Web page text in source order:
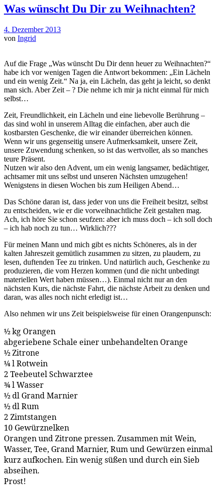
Was wünscht Du Dir zu Weihnachten?
4. Dezember 2013
von Ingrid
Auf die Frage „Was wünscht Du Dir denn heuer zu Weihnachten?“
habe ich vor wenigen Tagen die Antwort bekommen: „Ein Lächeln
und ein wenig Zeit.“ Na ja, ein Lächeln, das geht ja leicht, so denkt
man sich. Aber Zeit – ? Die nehme ich mir ja nicht einmal für mich
selbst…
Zeit, Freundlichkeit, ein Lächeln und eine liebevolle Berührung –
das sind wohl in unserem Alltag die einfachen, aber auch die
kostbarsten Geschenke, die wir einander überreichen können.
Wenn wir uns gegenseitig unsere Aufmerksamkeit, unsere Zeit,
unsere Zuwendung schenken, so ist das wertvoller, als so manches
teure Präsent.
Nutzen wir also den Advent, um ein wenig langsamer, bedächtiger,
achtsamer mit uns selbst und unseren Nächsten umzugehen!
Wenigstens in diesen Wochen bis zum Heiligen Abend…
Das Schöne daran ist, dass jeder von uns die Freiheit besitzt, selbst
zu entscheiden, wie er die vorweihnachtliche Zeit gestalten mag.
Ach, ich höre Sie schon seufzen: aber ich muss doch – ich soll doch
– ich hab noch zu tun… Wirklich???
Für meinen Mann und mich gibt es nichts Schöneres, als in der
kalten Jahreszeit gemütlich zusammen zu sitzen, zu plaudern, zu
lesen, duftenden Tee zu trinken. Und natürlich auch, Geschenke zu
produzieren, die vom Herzen kommen (und die nicht unbedingt
materiellen Wert haben müssen…). Einmal nicht nur an den
nächsten Kurs, die nächste Fahrt, die nächste Arbeit zu denken und
daran, was alles noch nicht erledigt ist…
Also nehmen wir uns Zeit beispielsweise für einen Orangenpunsch:
½ kg Orangen
abgeriebene Schale einer unbehandelten Orange
½ Zitrone
¼ l Rotwein
2 Teebeutel Schwarztee
¾ l Wasser
½ dl Grand Marnier
½ dl Rum
2 Zimtstangen
10 Gewürznelken
Orangen und Zitrone pressen. Zusammen mit Wein,
Wasser, Tee, Grand Marnier, Rum und Gewürzen einmal
kurz aufkochen. Ein wenig süßen und durch ein Sieb
abseihen.
Prost!